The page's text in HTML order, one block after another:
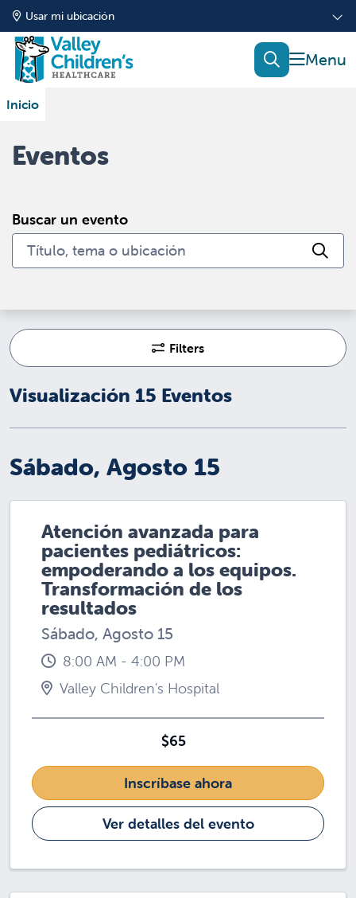
Usar mi ubicación
mostrar
buscar
Inicio
Eventos
Buscar un evento
Filters
Visualización 15 Eventos
Sábado, Agosto 15
Atención avanzada para
pacientes pediátricos:
empoderando a los equipos.
Transformación de los
resultados
Sábado, Agosto 15
8:00 AM - 4:00 PM
Valley Children's Hospital
$65
Inscríbase ahora
Ver detalles del evento